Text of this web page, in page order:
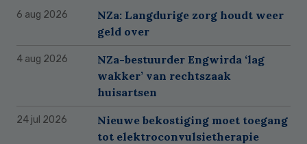
6 aug 2026
NZa: Langdurige zorg houdt weer
geld over
4 aug 2026
NZa-bestuurder Engwirda ‘lag
wakker’ van rechtszaak
huisartsen
24 jul 2026
Nieuwe bekostiging moet toegang
tot elektroconvulsietherapie